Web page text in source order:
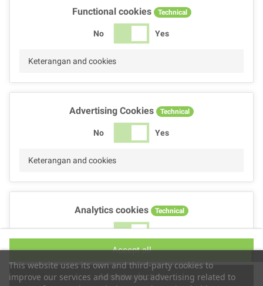
This website uses its own and third-party cookies to
improve our services and show you advertising related to
Functional cookies Technical
No Yes
Keterangan and cookies
Advertising Cookies Technical
No Yes
Keterangan and cookies
Analytics cookies Technical
No Yes
Accept selection
Accept all